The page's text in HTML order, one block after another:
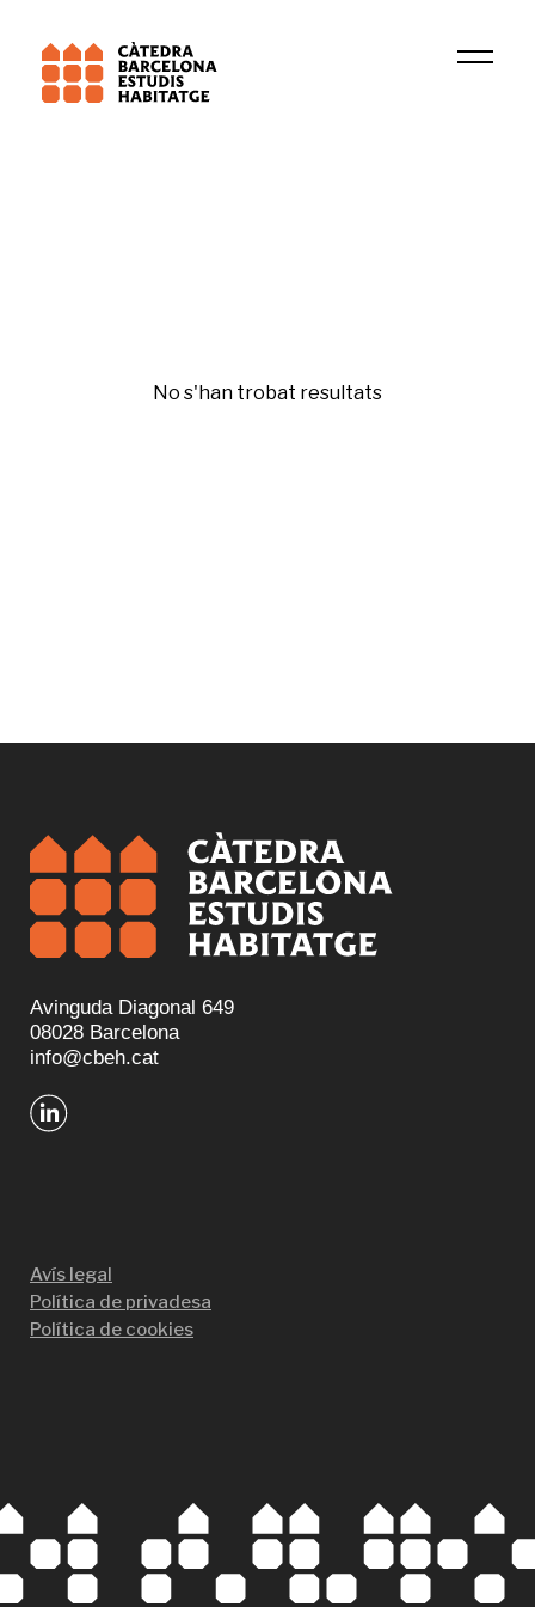
No s'han trobat resultats
Avinguda Diagonal 649
08028 Barcelona
info@cbeh.cat
Avís legal
Política de privadesa
Política de cookies